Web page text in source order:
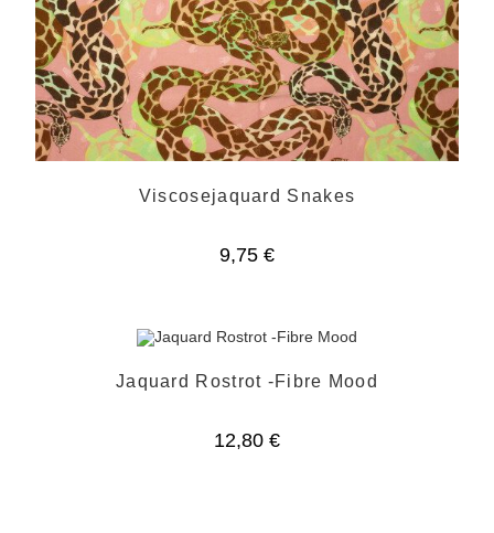
Viscosejaquard Snakes
9,75 €
Jaquard Rostrot -Fibre Mood
12,80 €